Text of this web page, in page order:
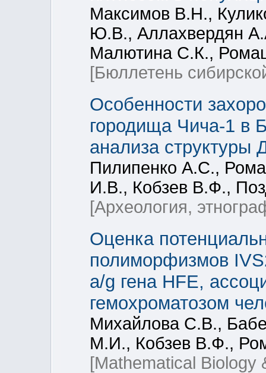
Максимов В.Н.,
Ю.В., Аллахвердян
Малютина С.К.,
[Бюллетень
Особенности
городища Чича-1 в
анализа структуры
Пилипенко А.С.,
И.В., Кобзев В.Ф.,
[Археология,
Оценка
полиморфизмов
a/g гена HFE,
гемохроматозом
Михайлова С.В.,
М.И., Кобзев В.Ф.,
[Mathematical Biology